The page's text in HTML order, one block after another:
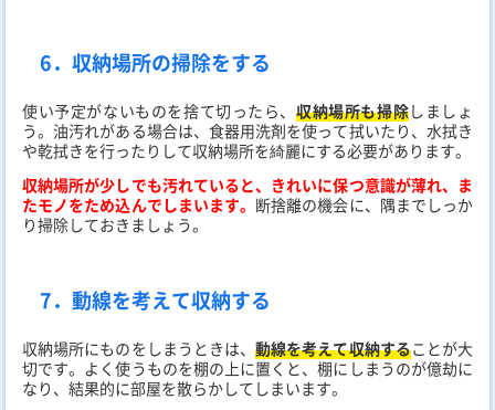
6．収納場所の掃除をする
使い予定がないものを捨て切ったら、収納場所も掃除しましょ
う。油汚れがある場合は、食器用洗剤を使って拭いたり、水拭き
や乾拭きを行ったりして収納場所を綺麗にする必要があります。
収納場所が少しでも汚れていると、きれいに保つ意識が薄れ、ま
たモノをため込んでしまいます。 断捨離の機会に、隅までしっか
り掃除しておきましょう。
7．動線を考えて収納する
収納場所にものをしまうときは、動線を考えて収納することが大
切です。よく使うものを棚の上に置くと、棚にしまうのが億劫に
なり、結果的に部屋を散らかしてしまいます。